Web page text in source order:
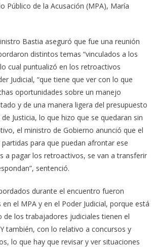
Público de la Acusación (MPA), María
Bastia aseguró que fue una reunión
distintos temas “vinculados a los
cual puntualizó en los retroactivos
Judicial, “que tiene que ver con lo que
oportunidades sobre un manejo
y de una manera ligera del presupuesto
Justicia, lo que hizo que se quedaran sin
el ministro de Gobierno anunció que el
para que puedan afrontar ese
a pagar los retroactivos, se van a transferir
sentenció.
durante el encuentro fueron
el MPA y en el Poder Judicial, porque está
de los trabajadores judiciales tienen el
también, con lo relativo a concursos y
lo que hay que revisar y ver situaciones